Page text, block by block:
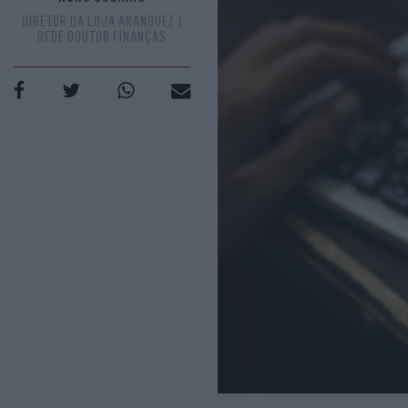
DIRETOR DA LOJA ARANGUEZ |
REDE DOUTOR FINANÇAS